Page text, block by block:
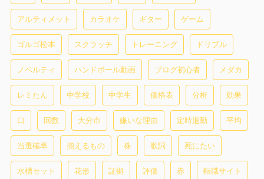
アルティメット カラオケ ギター ゲーム
ゴルゴ松本 スクラッチ トレーニング ドリブル
ノベルティ ハンドボール動画 ブログ初心者 メダカ
レミたん 中学校 中学生 価格表 分析 効果
口 回数 大分市 嫌いな理由 定時退勤 平均
当選確率 揃えるもの 株 歌詞 死にたい
水槽セット 花形 証拠 評価 赤 転職サイト